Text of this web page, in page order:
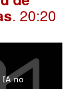
. 20:20